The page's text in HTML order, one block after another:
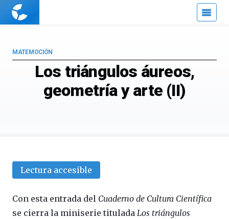
Cuaderno
Los triángulos áureos,
geometría y arte (II)
MATEMOCIÓN
Lectura accesible
Con esta entrada del Cuaderno de Cultura Científica
se cierra la miniserie titulada Los triángulos